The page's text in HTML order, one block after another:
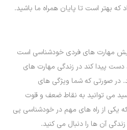
که بهتر است تا پایان همراه ما باشید.
مهارت های فردی خودشناسی است
پیدا کند در زندگی مهارت های
در صورتی که شما ویژگی های
می توانید به نقاط ضعف و قوت
که یکی از راه های مهم در خودشناسی پی
آن ها را دنبال می کنید.